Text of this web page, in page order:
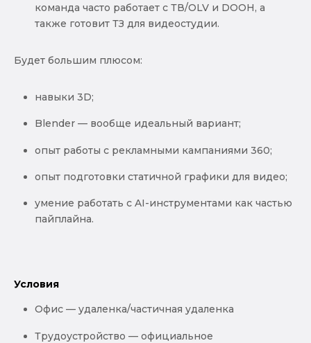
команда часто работает с ТВ/OLV и DOOH, а
также готовит ТЗ для видеостудии.
Будет большим плюсом:
навыки 3D;
Blender — вообще идеальный вариант;
опыт работы с рекламными кампаниями 360;
опыт подготовки статичной графики для видео;
умение работать с AI-инструментами как частью
пайплайна.
Условия
Офис — удаленка/частичная удаленка
Трудоустройство — официальное